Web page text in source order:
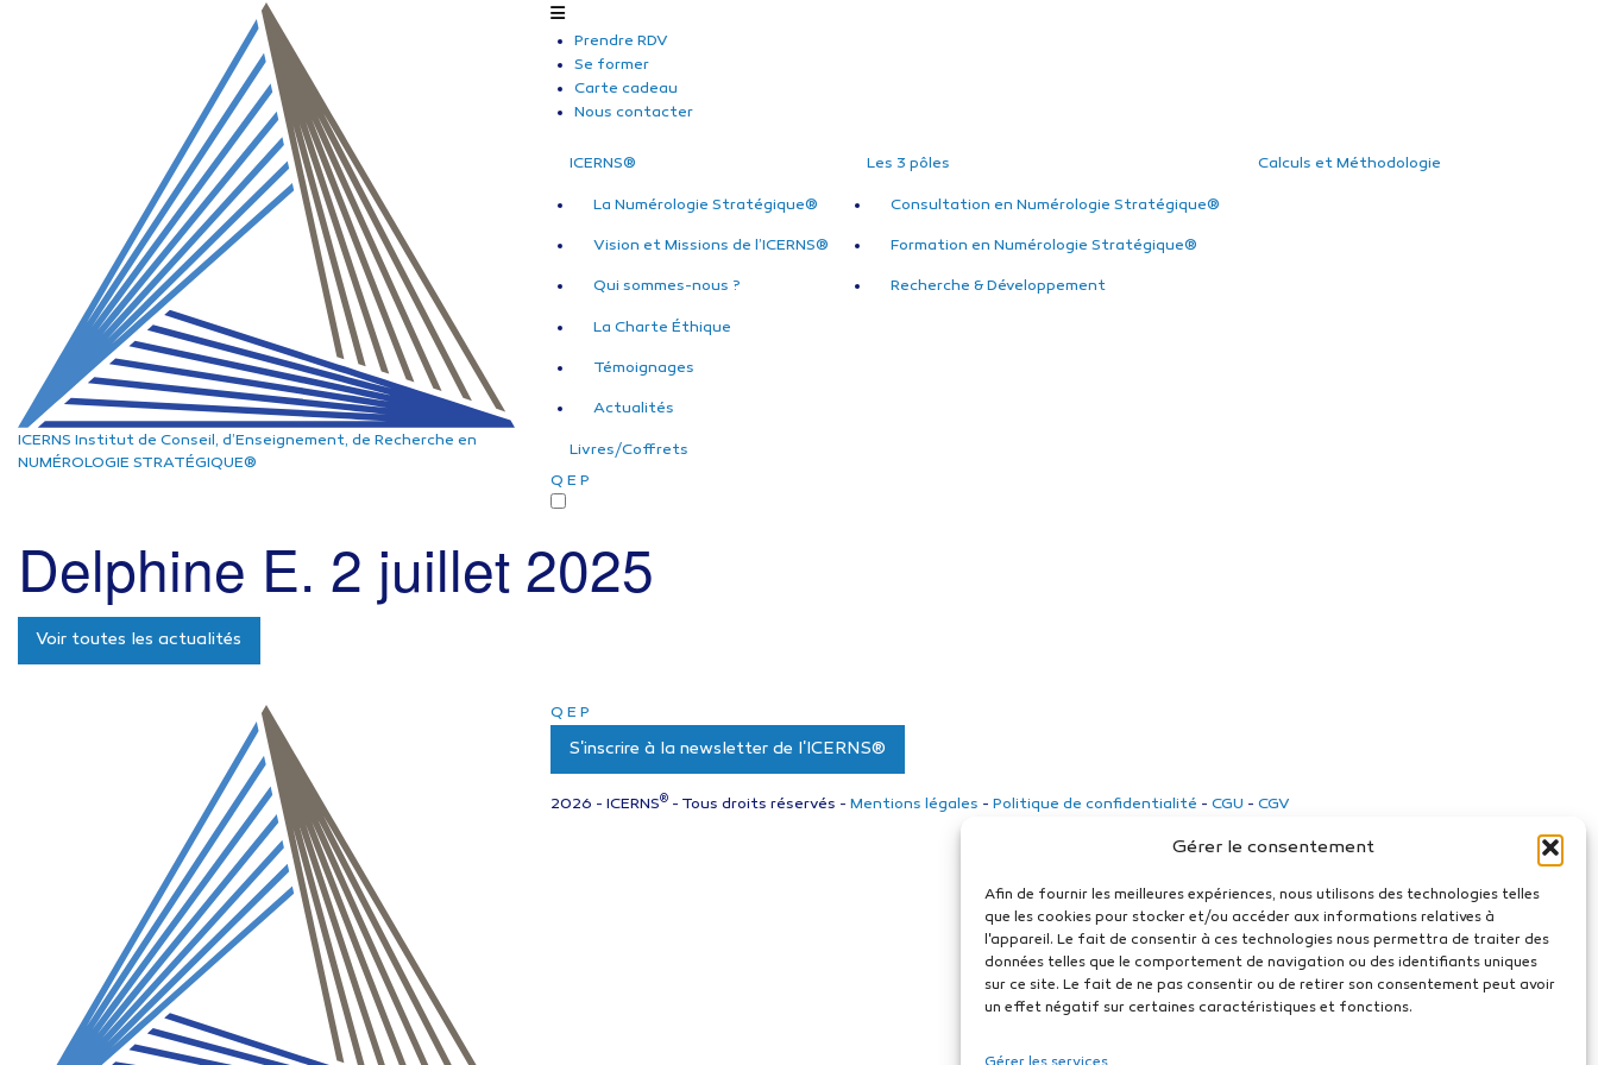
Gérer le consentement
Afin de fournir les meilleures expériences, nous utilisons des technologies telles
que les cookies pour stocker et/ou accéder aux informations relatives à
l'appareil. Le fait de consentir à ces technologies nous permettra de traiter des
données telles que le comportement de navigation ou des identifiants uniques
sur ce site. Le fait de ne pas consentir ou de retirer son consentement peut avoir
un effet négatif sur certaines caractéristiques et fonctions.
ICERNS Institut de Conseil, d’Enseignement, de Recherche en
NUMÉROLOGIE STRATÉGIQUE®
Prendre RDV
Se former
Carte cadeau
Nous contacter
ICERNS®
La Numérologie Stratégique®
Vision et Missions de l’ICERNS®
Qui sommes-nous ?
La Charte Éthique
Témoignages
Actualités
Les 3 pôles
Consultation en Numérologie Stratégique®
Formation en Numérologie Stratégique®
Recherche & Développement
Calculs et Méthodologie
Livres/Coffrets
Q E P
Delphine E. 2 juillet 2025
Voir toutes les actualités
Q E P
S'inscrire à la newsletter de l'ICERNS®
2026 - ICERNS® - Tous droits réservés - Mentions légales - Politique de confidentialité - CGU - CGV